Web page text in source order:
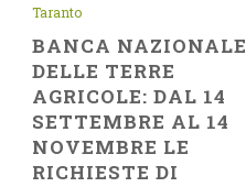
Taranto
BANCA NAZIONALE
DELLE TERRE
AGRICOLE: DAL 14
SETTEMBRE AL 14
NOVEMBRE LE
RICHIESTE DI